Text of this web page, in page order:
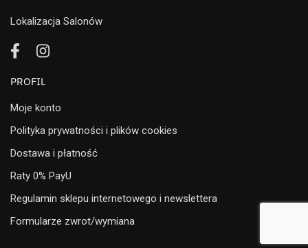
Lokalizacja Salonów
PROFIL
Moje konto
Polityka prywatności i plików cookies
Dostawa i płatność
Raty 0% PayU
Regulamin sklepu internetowego i newslettera
Formularze zwrot/wymiana